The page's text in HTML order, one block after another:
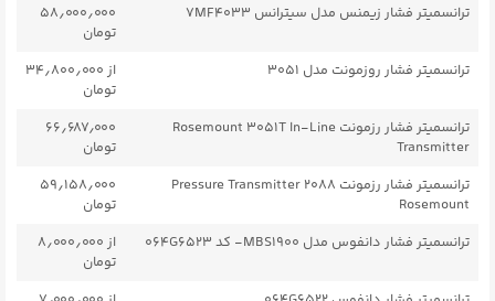
ترانسمیتر فشار زیمنس مدل سیترانس 7MF4033
۵۸٫۰۰۰٫۰۰۰
تومان
ترانسمیتر فشار روزمونت مدل ۳۰۵۱
از ۳۴٫۸۰۰٫۰۰۰
تومان
ترانسمیتر فشار رزمونت Rosemount 3051T In-Line
Transmitter
۶۶٫۶۸۷٫۰۰۰
تومان
ترانسمیتر فشار رزمونت ۲۰۸۸ Pressure Transmitter
Rosemount
۵۹٫۱۵۸٫۰۰۰
تومان
ترانسمیتر فشار دانفوس مدل MBS1900- کد 064G6523
از ۸٫۰۰۰٫۰۰۰
تومان